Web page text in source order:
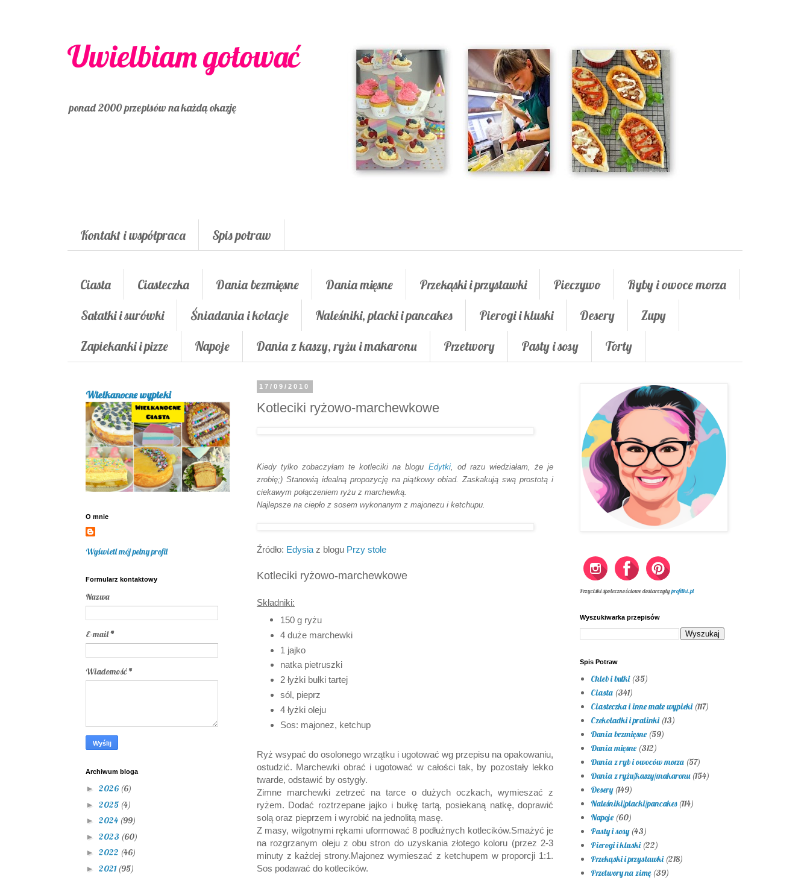
Uwielbiam gotować
ponad 2000 przepisów na każdą okazję
Kontakt i współpraca Spis potraw
Ciasta Ciasteczka Dania bezmięsne Dania mięsne Przekąski i przystawki Pieczywo
Ryby i owoce morza
Sałatki i surówki
Śniadania i kolacje Naleśniki, placki i pancakes Pierogi i kluski Desery
Zupy
Zapiekanki i pizze
Napoje Dania z kaszy, ryżu i makaronu Przetwory Pasty i sosy Torty
17/09/2010
Kotleciki ryżowo-marchewkowe
Kiedy tylko zobaczyłam te kotleciki na blogu Edytki, od razu wiedziałam, że je
zrobię;) Stanowią idealną propozycję na piątkowy obiad. Zaskakują swą prostotą i
ciekawym połączeniem ryżu z marchewką.
Najlepsze na ciepło z sosem wykonanym z majonezu i ketchupu.
Źródło: Edysia z blogu Przy stole
Kotleciki ryżowo-marchewkowe
Składniki:
150 g ryżu
4 duże marchewki
1 jajko
natka pietruszki
2 łyżki bułki tartej
sól, pieprz
4 łyżki oleju
Sos: majonez, ketchup
Ryż wsypać do osolonego wrzątku i ugotować wg przepisu na opakowaniu,
ostudzić. Marchewki obrać i ugotować w całości tak, by pozostały lekko
twarde, odstawić by ostygły.
Zimne marchewki zetrzeć na tarce o dużych oczkach, wymieszać z
ryżem. Dodać roztrzepane jajko i bułkę tartą, posiekaną natkę, doprawić
solą oraz pieprzem i wyrobić na jednolitą masę.
Z masy, wilgotnymi rękami uformować 8 podłużnych kotlecików.Smażyć je
na rozgrzanym oleju z obu stron do uzyskania złotego koloru (przez 2-3
minuty z każdej strony.Majonez wymieszać z ketchupem w proporcji 1:1.
Sos podawać do kotlecików.
Wielkanocne wypieki
O mnie
Wyświetl mój pełny profil
Formularz kontaktowy
Nazwa
E-mail*
Wiadomość*
Archiwum bloga
► 2026 (6)
► 2025 (4)
► 2024 (99)
► 2023 (60)
► 2022 (46)
► 2021 (95)
Przyciski społecznościowe dostarczyłyprofilki.pl
Wyszukiwarka przepisów
Spis Potraw
Chleb i bułki (35)
Ciasta (341)
Ciasteczka i inne małe wypieki (117)
Czekoladki i pralinki (13)
Dania bezmięsne (59)
Dania mięsne (312)
Dania z ryb i owoców morza (57)
Dania z ryżu/kaszy/makaronu (154)
Desery (149)
Naleśniki/placki/pancakes (114)
Napoje (60)
Pasty i sosy (43)
Pierogi i kluski (22)
Przekąski i przystawki (218)
Przetwory na zimę (39)